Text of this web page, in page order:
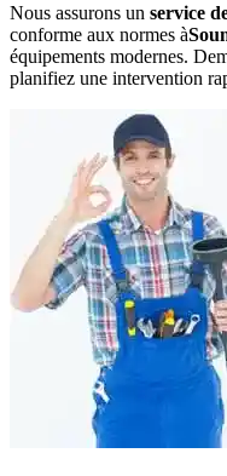
Nous assurons un service
conforme aux normes à
équipements modernes.
planifiez une intervention